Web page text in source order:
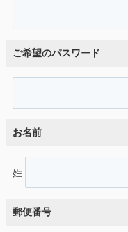
ご希望のパスワード
お名前
姓
郵便番号